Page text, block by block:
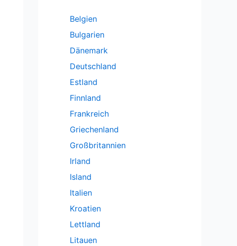
Belgien
Bulgarien
Dänemark
Deutschland
Estland
Finnland
Frankreich
Griechenland
Großbritannien
Irland
Island
Italien
Kroatien
Lettland
Litauen